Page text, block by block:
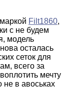
Filt1860,
с не будем
модель
осталась
сеток для
всего за
мечту
не в авоськах